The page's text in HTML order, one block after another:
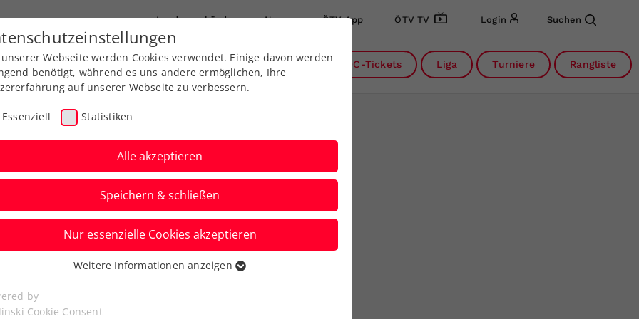
Landesverbände News ÖTV App ÖTV TV Login Suchen
Ausbildung Services Über uns DC-Tickets Liga Turniere Rangliste
startet mit 2
in die neue
Webseite werden Cookies verwendet. Einige davon werden
benötigt, während es uns andere ermöglichen, Ihre
auf unserer Webseite zu verbessern.
Essenziell Statistiken
Alle akzeptieren
Speichern & schließen
Nur essenzielle Cookies akzeptieren
Cookies werden für grundlegende Funktionen der
benötigt. Dadurch ist gewährleistet, dass die Webseite
Weitere Informationen anzeigen
by
Cookie Consent